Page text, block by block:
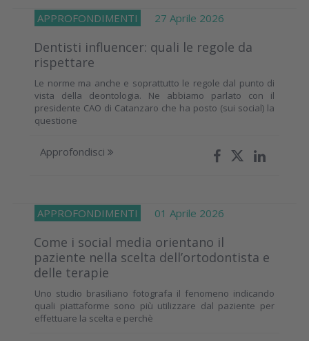
APPROFONDIMENTI 27 Aprile 2026
Dentisti influencer: quali le regole da
rispettare
Le norme ma anche e soprattutto le regole dal punto di
vista della deontologia. Ne abbiamo parlato con il
presidente CAO di Catanzaro che ha posto (sui social) la
questione
Approfondisci
APPROFONDIMENTI 01 Aprile 2026
Come i social media orientano il
paziente nella scelta dell’ortodontista e
delle terapie
Uno studio brasiliano fotografa il fenomeno indicando
quali piattaforme sono più utilizzare dal paziente per
effettuare la scelta e perchè